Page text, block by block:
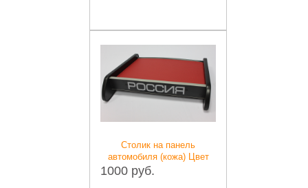
Столик на панель
автомобиля (кожа) Цвет
1000 руб.